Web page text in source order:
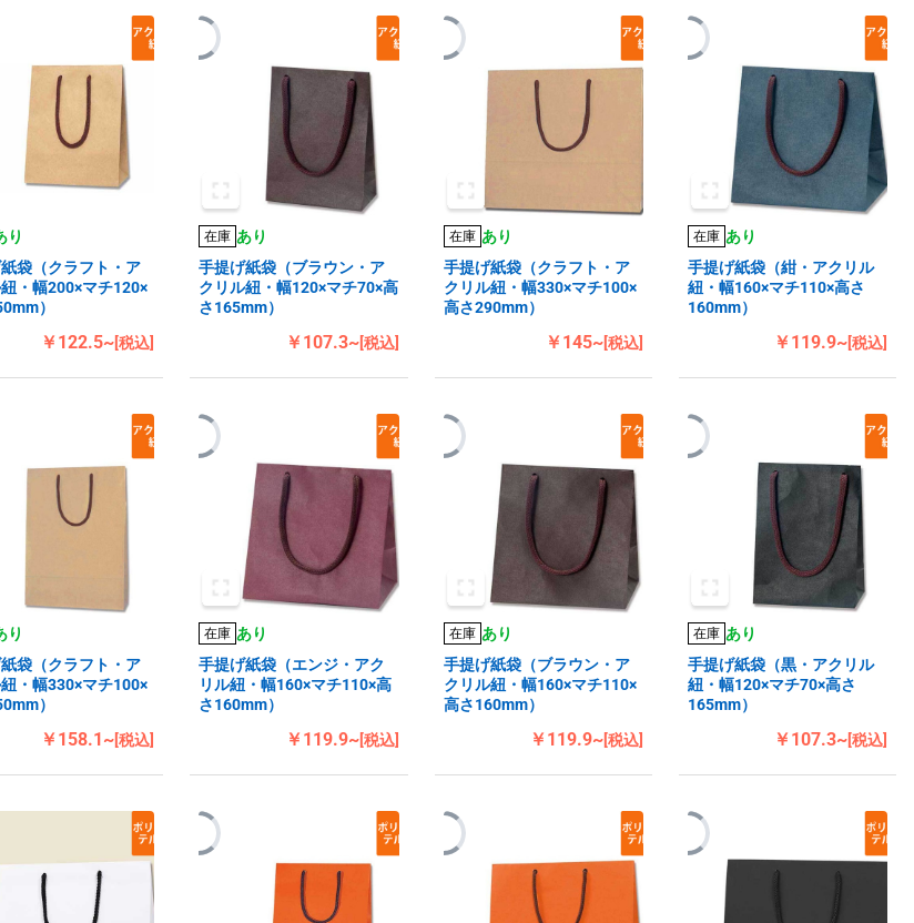
り
袋（クラフト・ア
・幅200×マチ120×
）
￥122.5~[税込]
在庫 あり
手提げ紙袋（ブラウン・ア
クリル紐・幅120×マチ70×高
さ165mm）
￥107.3~[税込]
在庫 あり
手提げ紙袋（クラフト・ア
クリル紐・幅330×マチ100×
高さ290mm）
￥145~[税込]
在庫 あり
手提げ紙袋（紺・アクリル
紐・幅160×マチ110×高さ
160mm）
￥119.9~[税込]
り
袋（クラフト・ア
・幅330×マチ100×
）
￥158.1~[税込]
在庫 あり
手提げ紙袋（エンジ・アク
リル紐・幅160×マチ110×高
さ160mm）
￥119.9~[税込]
在庫 あり
手提げ紙袋（ブラウン・ア
クリル紐・幅160×マチ110×
高さ160mm）
￥119.9~[税込]
在庫 あり
手提げ紙袋（黒・アクリル
紐・幅120×マチ70×高さ
165mm）
￥107.3~[税込]